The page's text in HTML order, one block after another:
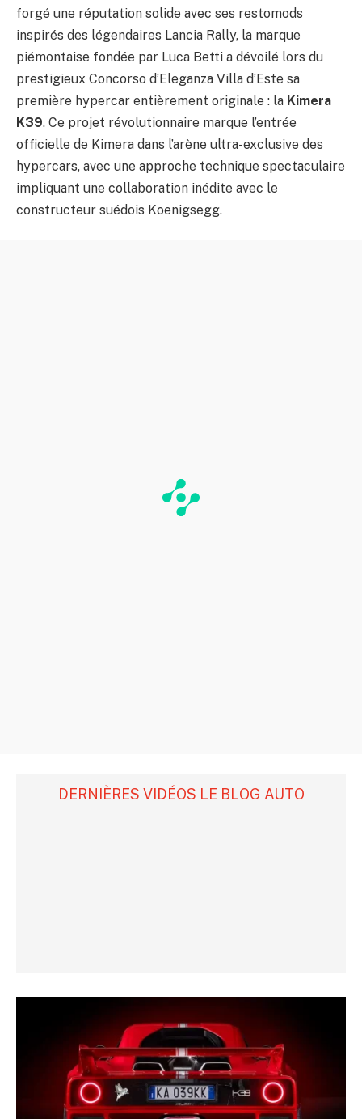
forgé une réputation solide avec ses restomods
inspirés des légendaires Lancia Rally, la marque
piémontaise fondée par Luca Betti a dévoilé lors du
prestigieux Concorso d’Eleganza Villa d’Este sa
première hypercar entièrement originale : la Kimera
K39. Ce projet révolutionnaire marque l’entrée
officielle de Kimera dans l’arène ultra-exclusive des
hypercars, avec une approche technique spectaculaire
impliquant une collaboration inédite avec le
constructeur suédois Koenigsegg.
DERNIÈRES VIDÉOS LE BLOG AUTO